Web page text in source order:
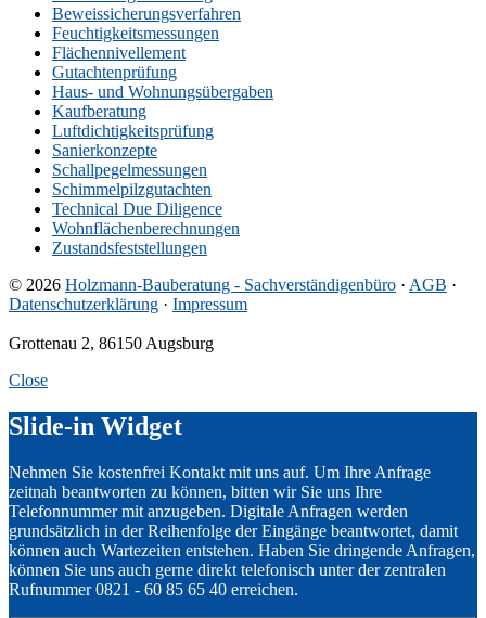
Beweissicherungsverfahren
Feuchtigkeitsmessungen
Flächennivellement
Gutachtenprüfung
Haus- und Wohnungsübergaben
Kaufberatung
Luftdichtigkeitsprüfung
Sanierkonzepte
Schallpegelmessungen
Schimmelpilzgutachten
Technical Due Diligence
Wohnflächenberechnungen
Zustandsfeststellungen
© 2026 Holzmann-Bauberatung - Sachverständigenbüro · AGB ·
Datenschutzerklärung · Impressum
Grottenau 2, 86150 Augsburg
Close
Slide-in Widget
Nehmen Sie kostenfrei Kontakt mit uns auf. Um Ihre Anfrage
zeitnah beantworten zu können, bitten wir Sie uns Ihre
Telefonnummer mit anzugeben. Digitale Anfragen werden
grundsätzlich in der Reihenfolge der Eingänge beantwortet, damit
können auch Wartezeiten entstehen. Haben Sie dringende Anfragen,
können Sie uns auch gerne direkt telefonisch unter der zentralen
Rufnummer 0821 - 60 85 65 40 erreichen.